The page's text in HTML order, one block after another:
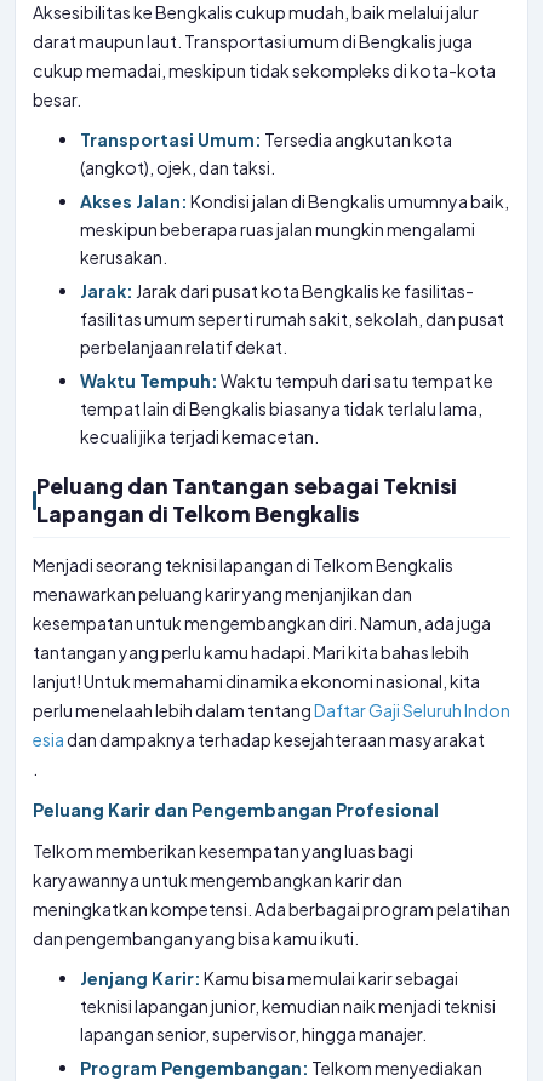
Aksesibilitas ke Bengkalis cukup mudah, baik melalui jalur
darat maupun laut. Transportasi umum di Bengkalis juga
cukup memadai, meskipun tidak sekompleks di kota-kota
besar.
Transportasi Umum: Tersedia angkutan kota
(angkot), ojek, dan taksi.
Akses Jalan: Kondisi jalan di Bengkalis umumnya baik,
meskipun beberapa ruas jalan mungkin mengalami
kerusakan.
Jarak: Jarak dari pusat kota Bengkalis ke fasilitas-
fasilitas umum seperti rumah sakit, sekolah, dan pusat
perbelanjaan relatif dekat.
Waktu Tempuh: Waktu tempuh dari satu tempat ke
tempat lain di Bengkalis biasanya tidak terlalu lama,
kecuali jika terjadi kemacetan.
Peluang dan Tantangan sebagai Teknisi
Lapangan di Telkom Bengkalis
Menjadi seorang teknisi lapangan di Telkom Bengkalis
menawarkan peluang karir yang menjanjikan dan
kesempatan untuk mengembangkan diri. Namun, ada juga
tantangan yang perlu kamu hadapi. Mari kita bahas lebih
lanjut! Untuk memahami dinamika ekonomi nasional, kita
perlu menelaah lebih dalam tentangDaftar Gaji Seluruh Indon
esiadan dampaknya terhadap kesejahteraan masyarakat
Peluang Karir dan Pengembangan Profesional
Telkom memberikan kesempatan yang luas bagi
karyawannya untuk mengembangkan karir dan
meningkatkan kompetensi. Ada berbagai program pelatihan
dan pengembangan yang bisa kamu ikuti.
Jenjang Karir: Kamu bisa memulai karir sebagai
teknisi lapangan junior, kemudian naik menjadi teknisi
lapangan senior, supervisor, hingga manajer.
Program Pengembangan: Telkom menyediakan